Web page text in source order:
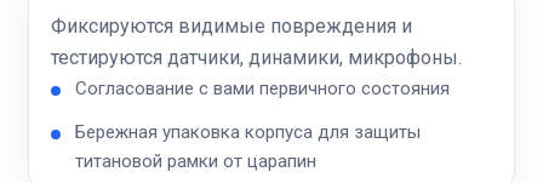
Фиксируются видимые повреждения и
тестируются датчики, динамики, микрофоны.
Согласование с вами первичного состояния
Бережная упаковка корпуса для защиты
титановой рамки от царапин